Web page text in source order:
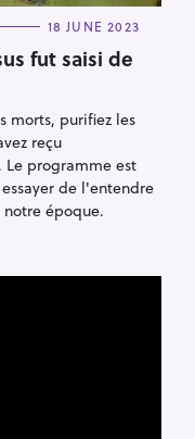
18 JUNE 2023
fut saisi de
morts, purifiez les
reçu
programme est
de l'entendre
époque.